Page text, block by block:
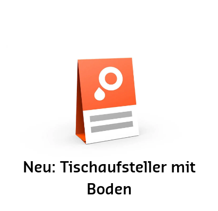
Neu: Tischaufsteller mit
Boden